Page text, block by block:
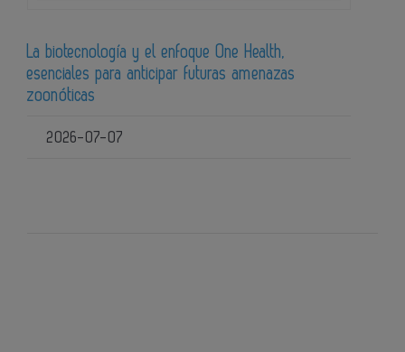
La biotecnología y el enfoque One Health,
esenciales para anticipar futuras amenazas
zoonóticas
2026-07-07